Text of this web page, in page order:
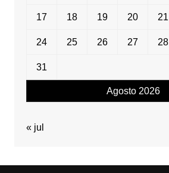
Agosto 2026
17 18 19 20 21
24 25 26 27 28
31
« jul